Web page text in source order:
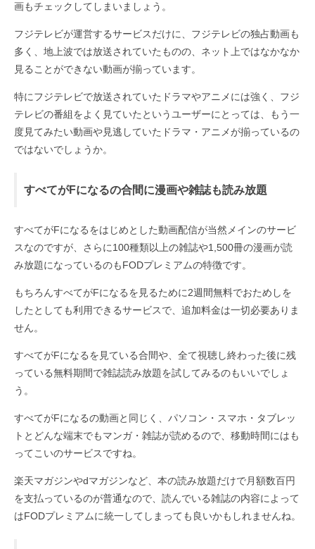
画もチェックしてしまいましょう。
フジテレビが運営するサービスだけに、フジテレビの独占動画も
多く、地上波では放送されていたものの、ネット上ではなかなか
見ることができない動画が揃っています。
特にフジテレビで放送されていたドラマやアニメには強く、フジ
テレビの番組をよく見ていたというユーザーにとっては、もう一
度見てみたい動画や見逃していたドラマ・アニメが揃っているの
ではないでしょうか。
すべてがFになるの合間に漫画や雑誌も読み放題
すべてがFになるをはじめとした動画配信が当然メインのサービ
スなのですが、さらに100種類以上の雑誌や1,500冊の漫画が読
み放題になっているのもFODプレミアムの特徴です。
もちろんすべてがFになるを見るために2週間無料でおためしを
したとしても利用できるサービスで、追加料金は一切必要ありま
せん。
すべてがFになるを見ている合間や、全て視聴し終わった後に残
っている無料期間で雑誌読み放題を試してみるのもいいでしょ
う。
すべてがFになるの動画と同じく、パソコン・スマホ・タブレッ
トとどんな端末でもマンガ・雑誌が読めるので、移動時間にはも
ってこいのサービスですね。
楽天マガジンやdマガジンなど、本の読み放題だけで月額数百円
を支払っているのが普通なので、読んでいる雑誌の内容によって
はFODプレミアムに統一してしまっても良いかもしれませんね。